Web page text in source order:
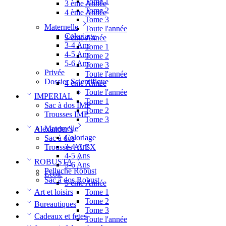
3 ème Année
4 ème Année
Maternelle
Coloriage
3-4 Ans
4-5 Ans
5-6 Ans
Privée
Dossier Scientifique
IMPERIAL
Sac à dos IMP
Trousses IMP
Alexander’s
Sac à dos
Trousses ALEX
ROBUSTA
Pelluche Robust
Sac à dos Robust
Art et loisirs
Bureautiques
Cadeaux et fetes
Tome 2
Tome 3
Toute l'année
3 ème Année
Tome 1
Tome 2
Tome 3
Toute l'année
4 ème Année
Toute l'année
Tome 1
Tome 2
Tome 3
Maternelle
Coloriage
3-4 Ans
4-5 Ans
5-6 Ans
Ecole
5 ème Année
Tome 1
Tome 2
Tome 3
Toute l'année